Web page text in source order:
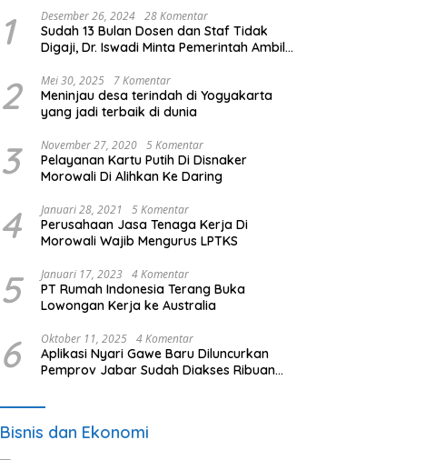
1 Desember 26, 2024 28 Komentar
Sudah 13 Bulan Dosen dan Staf Tidak
Digaji, Dr. Iswadi Minta Pemerintah Ambil
2 Mei 30, 2025 7 Komentar
Meninjau desa terindah di Yogyakarta
yang jadi terbaik di dunia
3 November 27, 2020 5 Komentar
Pelayanan Kartu Putih Di Disnaker
Morowali Di Alihkan Ke Daring
4 Januari 28, 2021 5 Komentar
Perusahaan Jasa Tenaga Kerja Di
Morowali Wajib Mengurus LPTKS
5 Januari 17, 2023 4 Komentar
PT Rumah Indonesia Terang Buka
Lowongan Kerja ke Australia
6 Oktober 11, 2025 4 Komentar
Aplikasi Nyari Gawe Baru Diluncurkan
Pemprov Jabar Sudah Diakses Ribuan
Bisnis dan Ekonomi